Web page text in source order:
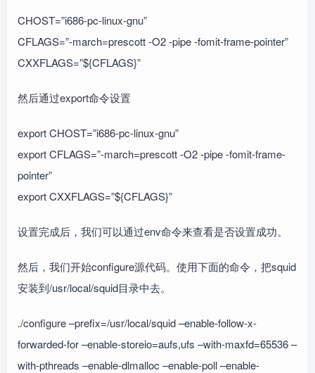
CHOST=”i686-pc-linux-gnu”
CFLAGS=”-march=prescott -O2 -pipe -fomit-frame-pointer”
CXXFLAGS=”${CFLAGS}”
然后通过export命令设置
export CHOST=”i686-pc-linux-gnu”
export CFLAGS=”-march=prescott -O2 -pipe -fomit-frame-
pointer”
export CXXFLAGS=”${CFLAGS}”
设置完成后，我们可以通过env命令来查看是否设置成功。
然后，我们开始configure源代码。使用下面的命令，把squid
安装到/usr/local/squid目录中去。
./configure –prefix=/usr/local/squid –enable-follow-x-
forwarded-for –enable-storeio=aufs,ufs –with-maxfd=65536 –
with-pthreads –enable-dlmalloc –enable-poll –enable-